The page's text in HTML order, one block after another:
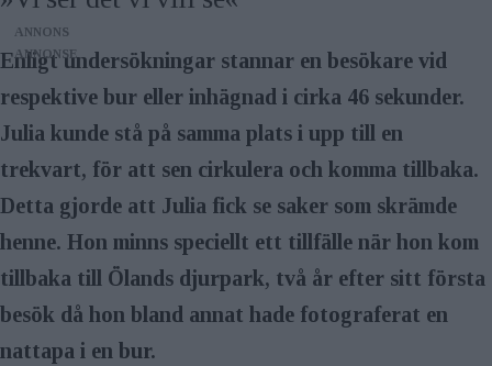
ANNONS
Enligt undersökningar stannar en besökare vid
respektive bur eller inhägnad i cirka 46 sekunder.
Julia kunde stå på samma plats i upp till en
trekvart, för att sen cirkulera och komma tillbaka.
Detta gjorde att Julia fick se saker som skrämde
henne. Hon minns speciellt ett tillfälle när hon kom
tillbaka till Ölands djurpark, två år efter sitt första
besök då hon bland annat hade fotograferat en
nattapa i en bur.